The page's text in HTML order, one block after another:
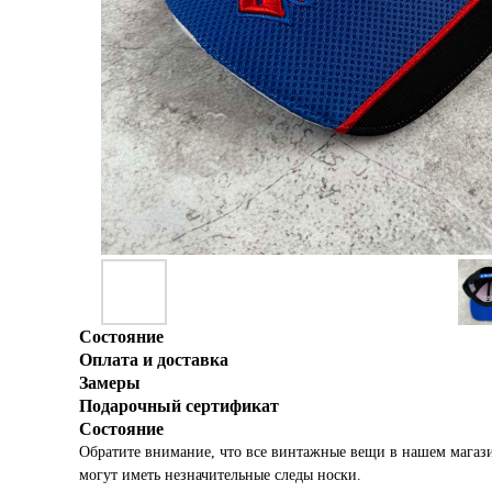
Состояние
Оплата и доставка
Замеры
Подарочный сертификат
Состояние
Обратите внимание, что все винтажные вещи в нашем
могут иметь незначительные следы носки.